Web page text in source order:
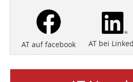
AT auf facebook AT bei